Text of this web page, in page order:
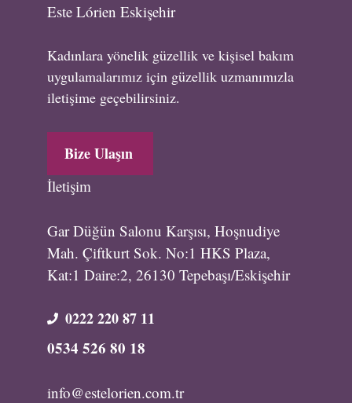
Este Lórien Eskişehir
Kadınlara yönelik güzellik ve kişisel bakım
uygulamalarımız için güzellik uzmanımızla
iletişime geçebilirsiniz.
Bize Ulaşın
İletişim
Gar Düğün Salonu Karşısı, Hoşnudiye
Mah. Çiftkurt Sok. No:1 HKS Plaza,
Kat:1 Daire:2, 26130 Tepebaşı/Eskişehir
0222 220 87 11
0534 526 80 18
info@estelorien.com.tr